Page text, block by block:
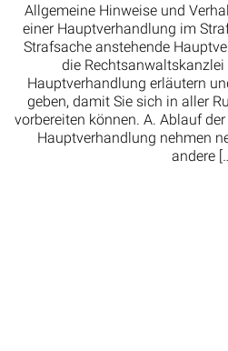
Allgemeine Hinweise und
einer Hauptverhandlung im
Strafsache anstehende
die Rechtsanwaltskanzlei
Hauptverhandlung erläutern
geben, damit Sie sich in aller
vorbereiten können. A. Ablauf
Hauptverhandlung nehmen
andere